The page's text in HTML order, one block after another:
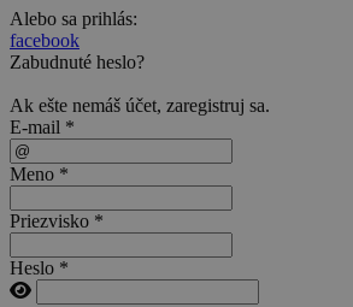
Alebo sa prihlás:
facebook
Zabudnuté heslo?
Ak ešte nemáš účet, zaregistruj sa.
E-mail *
Meno *
Priezvisko *
Heslo *